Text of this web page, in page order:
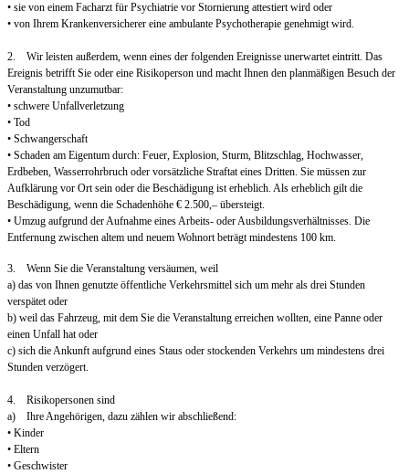
• sie von einem Facharzt für Psychiatrie vor Stornierung attestiert wird oder
• von Ihrem Krankenversicherer eine ambulante Psychotherapie genehmigt wird.
2. Wir leisten außerdem, wenn eines der folgenden Ereignisse unerwartet eintritt. Das
Ereignis betrifft Sie oder eine Risikoperson und macht Ihnen den planmäßigen Besuch der
Veranstaltung unzumutbar:
• schwere Unfallverletzung
• Tod
• Schwangerschaft
• Schaden am Eigentum durch: Feuer, Explosion, Sturm, Blitzschlag, Hochwasser,
Erdbeben, Wasserrohrbruch oder vorsätzliche Straftat eines Dritten. Sie müssen zur
Aufklärung vor Ort sein oder die Beschädigung ist erheblich. Als erheblich gilt die
Beschädigung, wenn die Schadenhöhe € 2.500,– übersteigt.
• Umzug aufgrund der Aufnahme eines Arbeits- oder Ausbildungsverhältnisses. Die
Entfernung zwischen altem und neuem Wohnort beträgt mindestens 100 km.
3. Wenn Sie die Veranstaltung versäumen, weil
a) das von Ihnen genutzte öffentliche Verkehrsmittel sich um mehr als drei Stunden
verspätet oder
b) weil das Fahrzeug, mit dem Sie die Veranstaltung erreichen wollten, eine Panne oder
einen Unfall hat oder
c) sich die Ankunft aufgrund eines Staus oder stockenden Verkehrs um mindestens drei
Stunden verzögert.
4. Risikopersonen sind
a) Ihre Angehörigen, dazu zählen wir abschließend:
• Kinder
• Eltern
• Geschwister